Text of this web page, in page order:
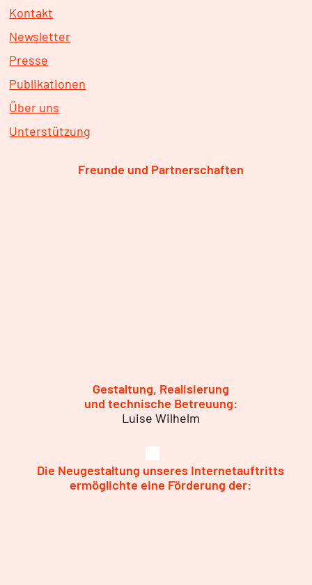
Kontakt
Newsletter
Presse
Publikationen
Über uns
Unterstützung
Freunde und Partnerschaften
Gestaltung, Realisierung
und technische Betreuung:
Luise Wilhelm
Die Neugestaltung unseres Internetauftritts
ermöglichte eine Förderung der: